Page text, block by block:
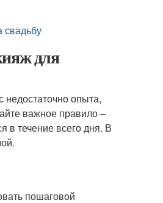
свадьбу
для
недостаточно опыта,
важное правило –
в течение всего дня. В
пошаговой